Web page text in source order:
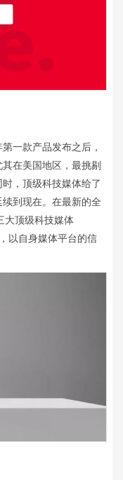
一款产品发布之后，
在美国地区，最挑剔
，顶级科技媒体给了
到现在。在最新的全
大顶级科技媒体
以自身媒体平台的信